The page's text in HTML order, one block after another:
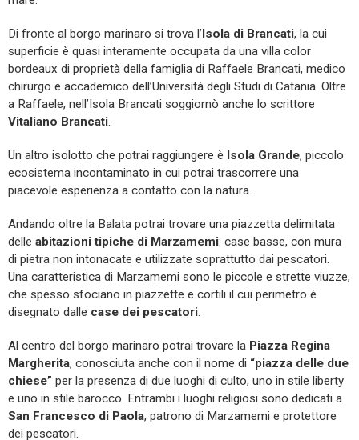
Di fronte al borgo marinaro si trova l’Isola di Brancati, la cui
superficie è quasi interamente occupata da una villa color
bordeaux di proprietà della famiglia di Raffaele Brancati, medico
chirurgo e accademico dell’Università degli Studi di Catania. Oltre
a Raffaele, nell’Isola Brancati soggiornò anche lo scrittore
Vitaliano Brancati.
Un altro isolotto che potrai raggiungere è Isola Grande, piccolo
ecosistema incontaminato in cui potrai trascorrere una
piacevole esperienza a contatto con la natura.
Andando oltre la Balata potrai trovare una piazzetta delimitata
delle abitazioni tipiche di Marzamemi: case basse, con mura
di pietra non intonacate e utilizzate soprattutto dai pescatori.
Una caratteristica di Marzamemi sono le piccole e strette viuzze,
che spesso sfociano in piazzette e cortili il cui perimetro è
disegnato dalle case dei pescatori.
Al centro del borgo marinaro potrai trovare la Piazza Regina
Margherita, conosciuta anche con il nome di “piazza delle due
chiese” per la presenza di due luoghi di culto, uno in stile liberty
e uno in stile barocco. Entrambi i luoghi religiosi sono dedicati a
San Francesco di Paola, patrono di Marzamemi e protettore
dei pescatori.